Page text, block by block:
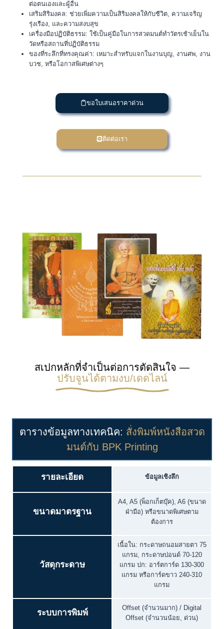
ต่อตนเองและผู้อื่น
เสริมสิริมงคล: ช่วยเพิ่มความเป็นสิริมงคลให้กับชีวิต, ความเจริญ
รุ่งเรือง, และความสงบสุข
เครื่องมือปฏิบัติธรรม: ใช้เป็นคู่มือในการสวดมนต์ทำวัตรเช้าเย็นใน
วัดหรือสถานที่ปฏิบัติธรรม
ของที่ระลึกที่ทรงคุณค่า: เหมาะสำหรับแจกในงานบุญ, งานศพ, งาน
บวช, หรือโอกาสพิเศษต่างๆ
ขอใบเสนอราคาด่วน
ติดต่อเรา
สเปกหลักที่จำเป็นต่อการตัดสินใจ —
ปรับจูนได้ตามงบ/เดดไลน์
ตารางข้อมูลทางเทคนิค: สั่งพิมพ์หนังสือสวด
มนต์กับ BPK Printing
รายละเอียด ข้อมูลเชิงลึก
ขนาดมาตรฐาน
A4, A5 (พ็อกเก็ตบุ๊ค), A6 (ขนาด
ฝ่ามือ) หรือขนาดพิเศษตาม
ต้องการ
วัสดุกระดาษ
เนื้อใน: กระดาษถนอมสายตา 75
แกรม, กระดาษปอนด์ 70-120
แกรม ปก: อาร์ตการ์ด 130-300
แกรม หรือการ์ดขาว 240-310
แกรม
ระบบการพิมพ์
Offset (จำนวนมาก) / Digital
Offset (จำนวนน้อย, ด่วน)